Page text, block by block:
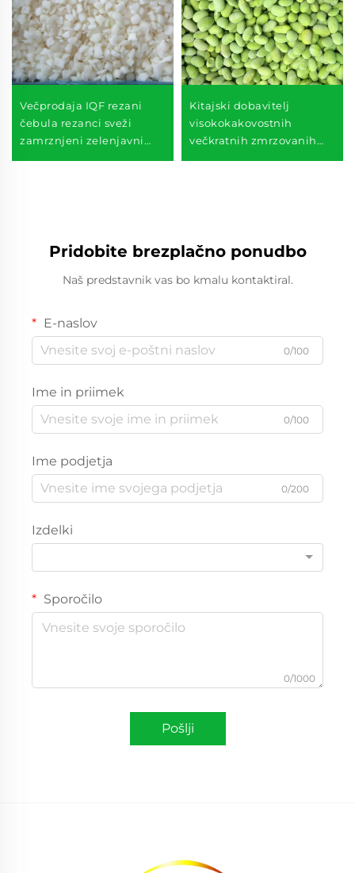
Večprodaja IQF rezani
čebula rezanci sveži
zamrznjeni zelenjavni
Kitajski dobavitelj
visokokakovostnih
večkratnih zmrzovanih
Pridobite brezplačno ponudbo
Naš predstavnik vas bo kmalu kontaktiral.
E-naslov
0/100
Ime in priimek
0/100
Ime podjetja
0/200
Izdelki
Sporočilo
0/1000
Pošlji